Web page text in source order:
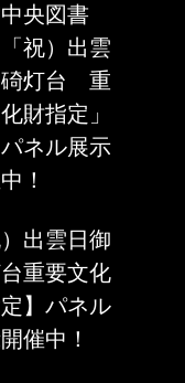
央図書
祝）出雲
碕灯台 重
財指定」
ネル展示
！
）出雲日御
重要文化
】パネル
催中！